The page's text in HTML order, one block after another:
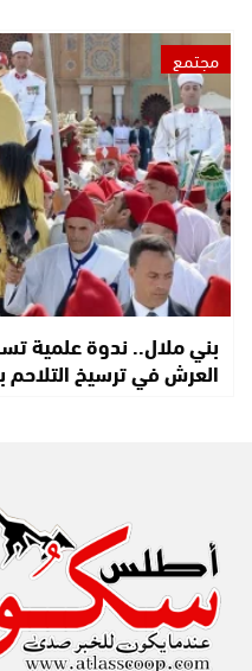
مجتمع
بني ملال.. ندوة علمية
العرش في ترسيخ